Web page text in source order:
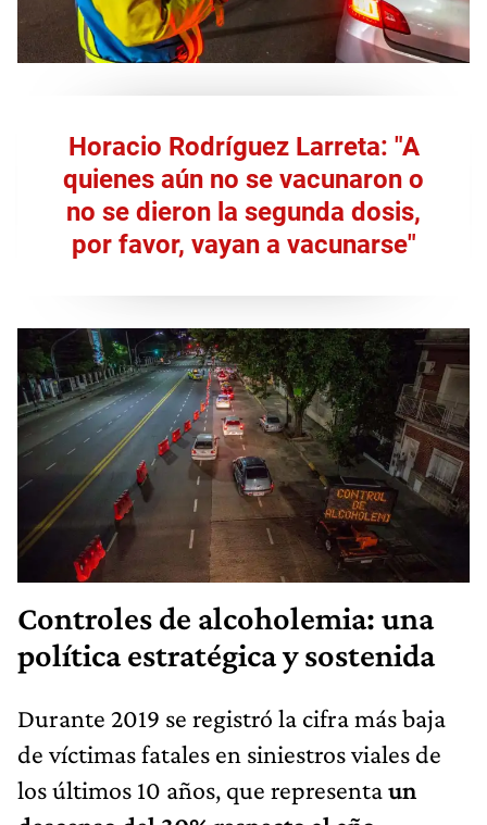
Horacio Rodríguez Larreta: "A
quienes aún no se vacunaron o
no se dieron la segunda dosis,
por favor, vayan a vacunarse"
Controles de alcoholemia: una
política estratégica y sostenida
Durante 2019 se registró la cifra más baja
de víctimas fatales en siniestros viales de
los últimos 10 años, que representaun